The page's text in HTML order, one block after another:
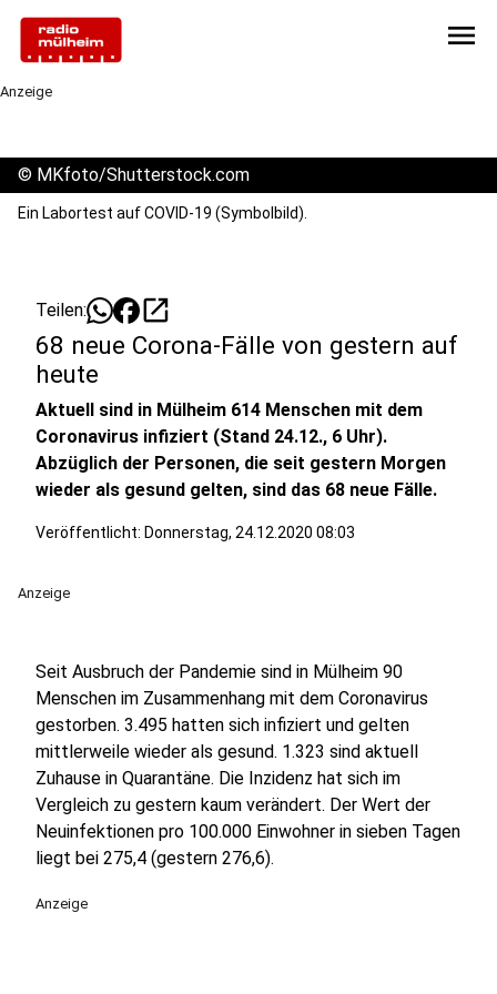
menu
Anzeige
© MKfoto/Shutterstock.com
Ein Labortest auf COVID-19 (Symbolbild).
Teilen: open_in_new
68 neue Corona-Fälle von gestern auf
heute
Aktuell sind in Mülheim 614 Menschen mit dem
Coronavirus infiziert (Stand 24.12., 6 Uhr).
Abzüglich der Personen, die seit gestern Morgen
wieder als gesund gelten, sind das 68 neue Fälle.
Veröffentlicht: Donnerstag, 24.12.2020 08:03
Anzeige
Seit Ausbruch der Pandemie sind in Mülheim 90
Menschen im Zusammenhang mit dem Coronavirus
gestorben. 3.495 hatten sich infiziert und gelten
mittlerweile wieder als gesund. 1.323 sind aktuell
Zuhause in Quarantäne. Die Inzidenz hat sich im
Vergleich zu gestern kaum verändert. Der Wert der
Neuinfektionen pro 100.000 Einwohner in sieben Tagen
liegt bei 275,4 (gestern 276,6).
Anzeige